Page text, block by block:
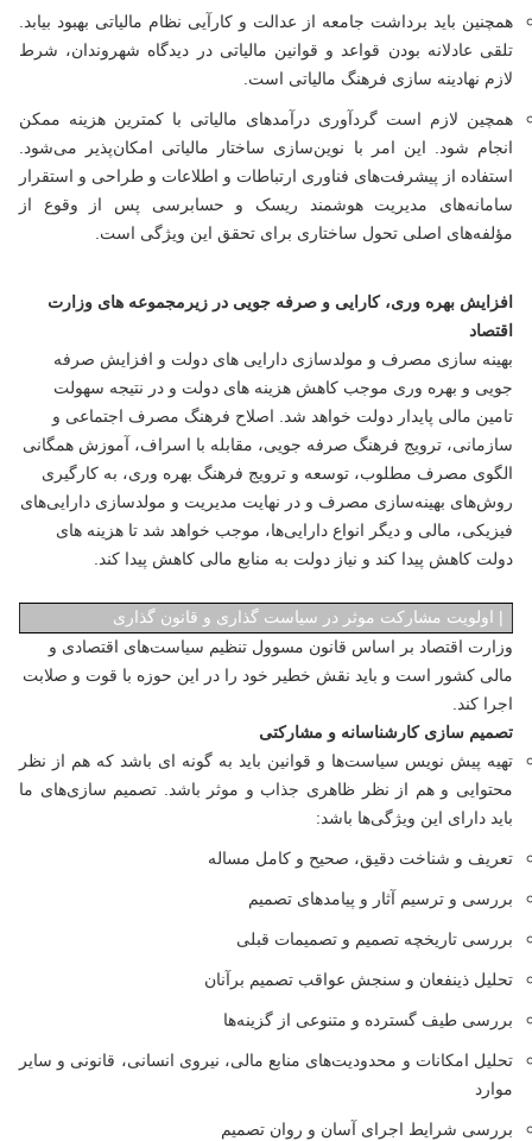
همچنین باید برداشت جامعه از عدالت و کارآیی نظام مالیاتی بهبود بیابد.
تلقی عادلانه بودن قواعد و قوانین مالیاتی در دیدگاه شهروندان، شرط
لازم نهادینه سازی فرهنگ مالیاتی است.
همچین لازم است گردآوری درآمدهای مالیاتی با کمترین هزینه ممکن
انجام شود. این امر با نوین‌سازی ساختار مالیاتی امکان‌پذیر می‌شود.
استفاده از پیشرفت‌های فناوری ارتباطات و اطلاعات و طراحی و استقرار
سامانه‌های مدیریت هوشمند ریسک و حسابرسی پس از وقوع از
مؤلفه‌های اصلی تحول ساختاری برای تحقق این ویژگی است.
افزایش بهره وری، کارایی و صرفه جویی در زیرمجموعه های وزارت
اقتصاد
بهینه سازی مصرف و مولدسازی دارایی های دولت و افزایش صرفه
جویی و بهره وری موجب کاهش هزینه های دولت و در نتیجه سهولت
تامین مالی پایدار دولت خواهد شد. اصلاح فرهنگ مصرف اجتماعی و
سازمانی، ترویج فرهنگ صرفه جویی، مقابله با اسراف، آموزش همگانی
الگوی مصرف مطلوب، توسعه و ترویج فرهنگ بهره وری، به کارگیری
روش‌های بهینه‌سازی مصرف و در نهایت مدیریت و مولدسازی دارایی‌های
فیزیکی، مالی و دیگر انواع دارایی‌ها، موجب خواهد شد تا هزینه های
دولت کاهش پیدا کند و نیاز دولت به منابع مالی کاهش پیدا کند.
| اولویت مشارکت موثر در سیاست گذاری و قانون گذاری
وزارت اقتصاد بر اساس قانون مسوول تنظیم سیاست‌های اقتصادی و
مالی کشور است و باید نقش خطیر خود را در این حوزه با قوت و صلابت
اجرا کند.
تصمیم سازی کارشناسانه و مشارکتی
تهیه پیش نویس سیاست‌ها و قوانین باید به گونه ای باشد که هم از نظر
محتوایی و هم از نظر ظاهری جذاب و موثر باشد. تصمیم سازی‌های ما
باید دارای این ویژگی‌ها باشد:
تعریف و شناخت دقیق، صحیح و کامل مساله
بررسی و ترسیم آثار و پیامدهای تصمیم
بررسی تاریخچه تصمیم و تصمیمات قبلی
تحلیل ذینفعان و سنجش عواقب تصمیم برآنان
بررسی طیف گسترده و متنوعی از گزینه‌ها
تحلیل امکانات و محدودیت‌های منابع مالی، نیروی انسانی، قانونی و سایر
موارد
بررسی شرایط اجرای آسان و روان تصمیم